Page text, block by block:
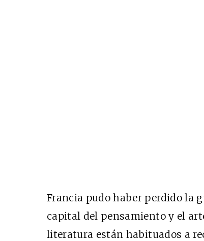
Francia pudo haber perdido la
capital del pensamiento y el
literatura están habituados a